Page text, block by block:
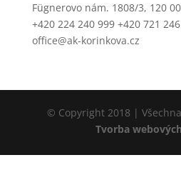
Fügnerovo nám. 1808/3, 120
+420 224 240 999 +420 721
office@ak-korinkova.cz
© Copyright 2018 |
Tvorba